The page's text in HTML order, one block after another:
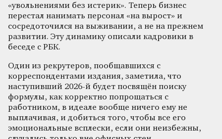
«увольнениями без истерик». Теперь бизнес
перестал нанимать персонал «на вырост» и
сосредоточился на выживании, а не на прежнем
развитии. Эту динамику описали кадровики в
беседе с РБК.
Один из рекрутеров, пообщавшихся с
корреспондентами издания, заметила, что
наступивший 2026-й будет посвящён поиску
формулы, как корректно попрощаться с
работником, в идеале вообще ничего ему не
выплачивая, и добиться того, чтобы все его
эмоциональные всплески, если они неизбежны,